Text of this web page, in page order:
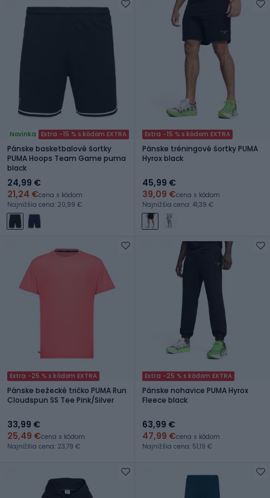
Novinka Extra -15 % s kódom EXTRA
Pánske basketbalové šortky
PUMA Hoops Team Game puma
black
24,99 €
21,24 €cena s kódom
Najnižšia cena: 20,99 €
Extra -15 % s kódom EXTRA
Pánske tréningové šortky PUMA
Hyrox black
45,99 €
39,09 €cena s kódom
Najnižšia cena: 41,39 €
Extra -25 % s kódom EXTRA
Pánske bežecké tričko PUMA Run
Cloudspun SS Tee Pink/Silver
33,99 €
25,49 €cena s kódom
Najnižšia cena: 23,79 €
Extra -25 % s kódom EXTRA
Pánske nohavice PUMA Hyrox
Fleece black
63,99 €
47,99 €cena s kódom
Najnižšia cena: 51,19 €